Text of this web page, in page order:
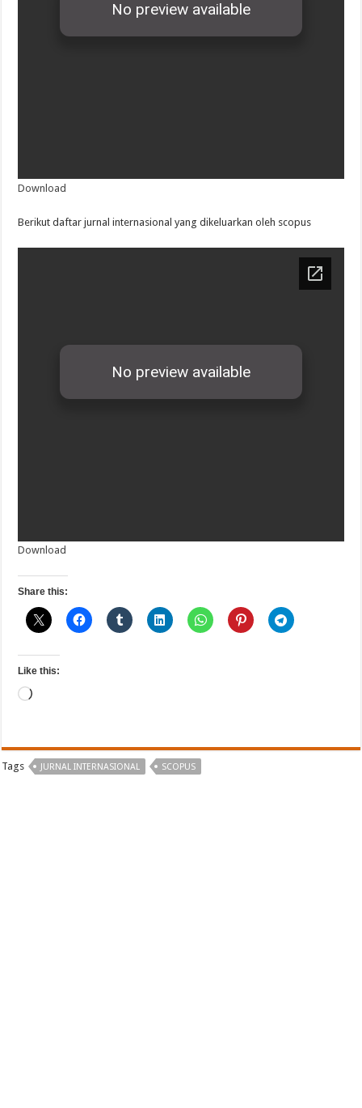
Download
Berikut daftar jurnal internasional yang dikeluarkan oleh scopus
Download
Share this:
Like this:
Loading…
Tags JURNAL INTERNASIONAL SCOPUS